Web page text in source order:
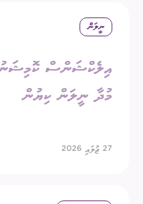
ނީލަން
އިލެކްޝަންސް
މުދާ ނީލަން ކިޔުން
27 ޖުލައި 2026